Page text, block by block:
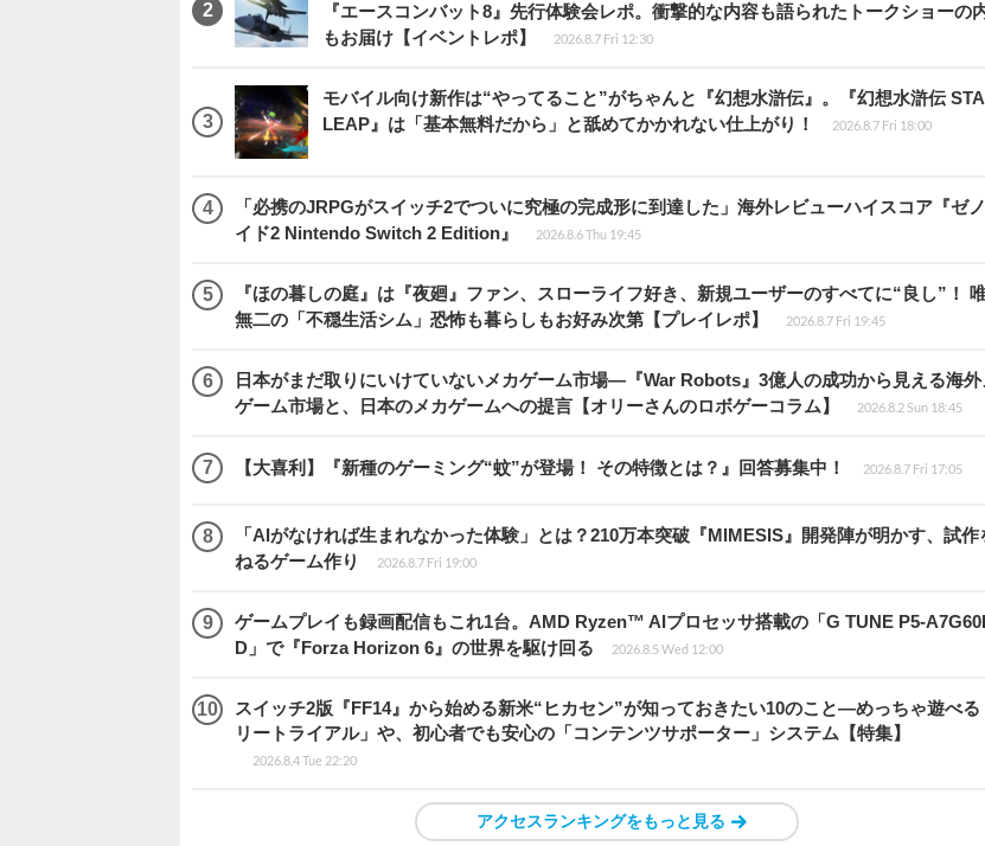
『エースコンバット8』先行体験会レポ。衝撃的な内容も語られたトークショーの
もお届け【イベントレポ】
2026.8.7 Fri 12:30
モバイル向け新作は“やってること”がちゃんと『幻想水滸伝』。『幻想水滸伝
LEAP』は「基本無料だから」と舐めてかかれない仕上がり！
2026.8.7 Fri 18:00
「必携のJRPGがスイッチ2でついに究極の完成形に到達した」海外レビューハイスコア『ゼ
イド2 Nintendo Switch 2 Edition』
2026.8.6 Thu 19:45
『ほの暮しの庭』は『夜廻』ファン、スローライフ好き、新規ユーザーのすべてに“良し”！
無二の「不穏生活シム」恐怖も暮らしもお好み次第【プレイレポ】
2026.8.7 Fri 19:45
日本がまだ取りにいけていないメカゲーム市場―『War Robots』3億人の成功から見える海外
ゲーム市場と、日本のメカゲームへの提言【オリーさんのロボゲーコラム】
2026.8.2 Sun 18:45
【大喜利】『新種のゲーミング“蚊”が登場！ その特徴とは？』回答募集中！ 2026.8.7 Fri 17:05
「AIがなければ生まれなかった体験」とは？210万本突破『MIMESIS』開発陣が明かす、試作
ねるゲーム作り
2026.8.7 Fri 19:00
ゲームプレイも録画配信もこれ1台。AMD Ryzen™ AIプロセッサ搭載の「G TUNE P5-
D」で『Forza Horizon 6』の世界を駆け回る
2026.8.5 Wed 12:00
スイッチ2版『FF14』から始める新米“ヒカセン”が知っておきたい10のこと―めっちゃ遊べる
リートライアル」や、初心者でも安心の「コンテンツサポーター」システム【特集】
2026.8.4 Tue 22:20
アクセスランキングをもっと見る